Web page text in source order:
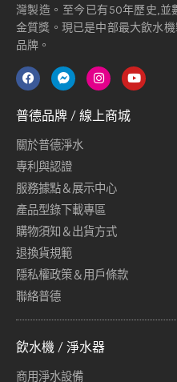
灣製造。至今已有50年歷史,並
金質獎。現已是中部最大飲水
品牌。
普德品牌 / 線上商城
關於普德淨水
專利與認證
服務據點＆展示中心
產品型錄下載專區
購物須知＆出貨方式
退換貨規範
隱私權政策＆用戶條款
聯絡普德
飲水機 / 淨水器
商用淨水設備